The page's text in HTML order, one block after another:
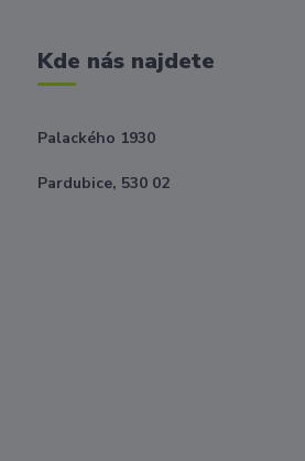
Kde nás najdete
Palackého 1930
Pardubice, 530 02